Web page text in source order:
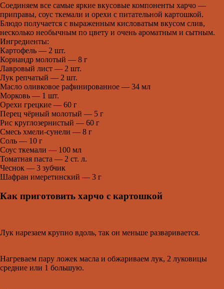
Соединяем все самые яркие вкусовые компоненты харчо —
приправы, соус ткемали и орехи с питательной картошкой.
Блюдо получается с выраженным кисловатым вкусом слив,
несколько необычным по цвету и очень ароматным и сытным.
Ингредиенты:
Картофель — 2 шт.
Кориандр молотый — 8 г
Лавровый лист — 2 шт.
Лук репчатый — 2 шт.
Масло оливковое рафинированное — 34 мл
Морковь — 1 шт.
Орехи грецкие — 60 г
Перец чёрный молотый — 5 г
Рис круглозернистый — 60 г
Смесь хмели-сунели — 8 г
Соль — 10 г
Соус ткемали — 100 мл
Томатная паста — 2 ст. л.
Чеснок — 3 зубчик
Шафран имеретинский — 3 г
Как приготовить харчо с картошкой
Лук нарезаем крупно вдоль, так он меньше разваривается.
Нагреваем пару ложек масла и обжариваем лук, 2 луковицы
средние или 1 большую.